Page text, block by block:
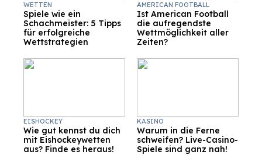
Spiele wie ein
Schachmeister: 5 Tipps
für erfolgreiche
Wettstrategien
WETTEN
Ist American Football
die aufregendste
Wettmöglichkeit aller
Zeiten?
AMERICAN FOOTBALL
Wie gut kennst du dich
mit Eishockeywetten
aus? Finde es heraus!
EISHOCKEY
Warum in die Ferne
schweifen? Live-Casino-
Spiele sind ganz nah!
KASINO